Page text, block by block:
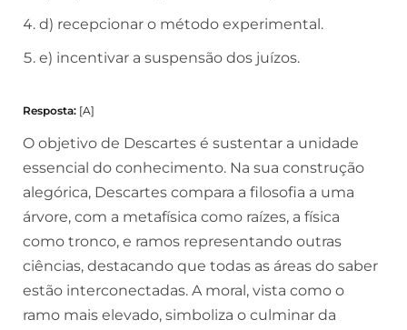
d) recepcionar o método experimental.
e) incentivar a suspensão dos juízos.
Resposta: [A]
O objetivo de Descartes é sustentar a unidade
essencial do conhecimento. Na sua construção
alegórica, Descartes compara a filosofia a uma
árvore, com a metafísica como raízes, a física
como tronco, e ramos representando outras
ciências, destacando que todas as áreas do saber
estão interconectadas. A moral, vista como o
ramo mais elevado, simboliza o culminar da